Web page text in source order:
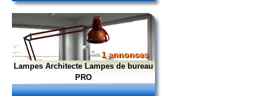
1 annonces
Lampes Architecte Lampes de bureau
PRO